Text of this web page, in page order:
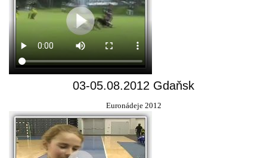
03-05.08.2012 Gdaňsk
Euronádeje 2012